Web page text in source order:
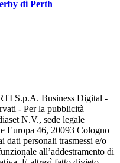
di Perth
S.p.A. Business Digital -
- Per la pubblicità
N.V., sede legale
Europa 46, 20093 Cologno
dati personali trasmessi e/o
all’addestramento di